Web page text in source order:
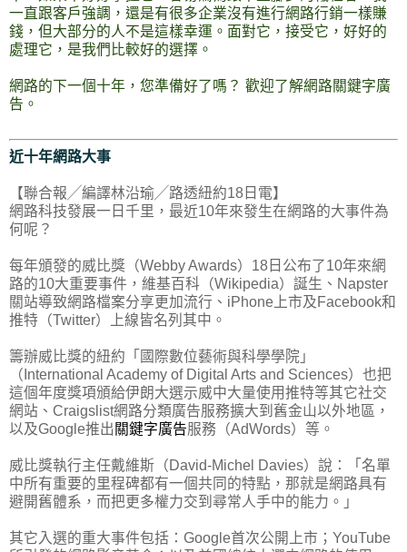
一直跟客戶強調，還是有很多企業沒有進行網路行銷一樣賺
錢，但大部分的人不是這樣幸運。面對它，接受它，好好的
處理它，是我們比較好的選擇。
網路的下一個十年，您準備好了嗎？ 歡迎了解網路關鍵字廣
告 。
近十年網路大事
【聯合報╱編譯林沿瑜╱路透紐約18日電】
網路科技發展一日千里，最近10年來發生在網路的大事件為
何呢？
每年頒發的威比獎（Webby Awards）18日公布了10年來網
路的10大重要事件，維基百科（Wikipedia）誕生、Napster
關站導致網路檔案分享更加流行、iPhone上市及Facebook和
推特（Twitter）上線皆名列其中。
籌辦威比獎的紐約「國際數位藝術與科學學院」
（International Academy of Digital Arts and Sciences）也把
這個年度獎項頒給伊朗大選示威中大量使用推特等其它社交
網站、Craigslist網路分類廣告服務擴大到舊金山以外地區，
以及Google推出關鍵字廣告服務（AdWords）等。
威比獎執行主任戴維斯（David-Michel Davies）說：「名單
中所有重要的里程碑都有一個共同的特點，那就是網路具有
避開舊體系，而把更多權力交到尋常人手中的能力。」
其它入選的重大事件包括：Google首次公開上市；YouTube